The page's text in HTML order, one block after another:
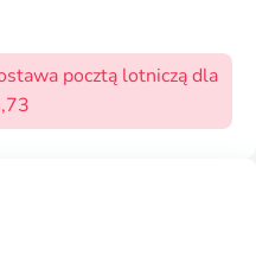
pocztą lotniczą dla